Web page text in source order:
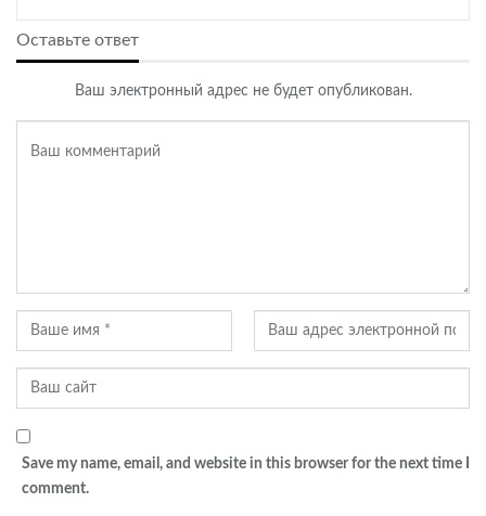
Оставьте ответ
Ваш электронный адрес не будет опубликован.
Save my name, email, and website in this browser for the next time I
comment.